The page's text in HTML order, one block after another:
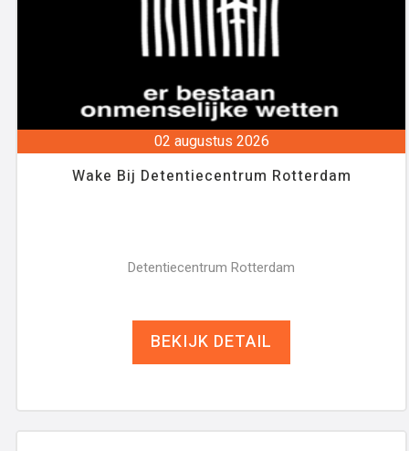
02 augustus 2026
Wake Bij Detentiecentrum Rotterdam
Detentiecentrum Rotterdam
BEKIJK DETAIL